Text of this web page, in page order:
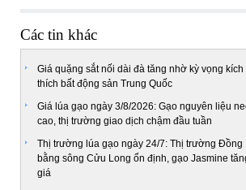
Các tin khác
Giá quặng sắt nối dài đà tăng nhờ kỳ vọng kích
thích bất động sản Trung Quốc
Giá lúa gạo ngày 3/8/2026: Gạo nguyên liệu
cao, thị trường giao dịch chậm đầu tuần
Thị trường lúa gạo ngày 24/7: Thị trường Đồng
bằng sông Cửu Long ổn định, gạo Jasmine
giá